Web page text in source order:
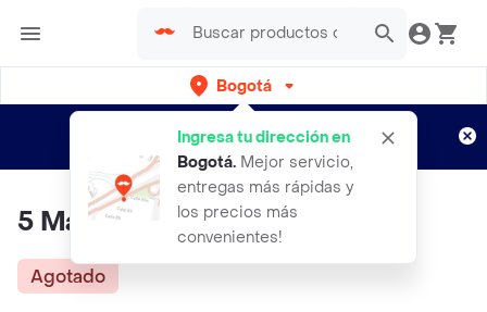
Bogotá
Ingresa tu dirección en
Bogotá. Mejor servicio,
entregas más rápidas y
los precios más
convenientes!
envíos gratis por semanas
Aplican TyC
5 Materias Mediano Menta
Agotado